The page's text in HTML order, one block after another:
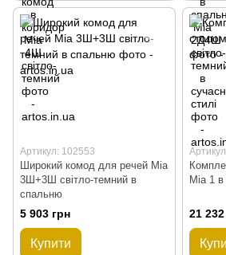
Артикул: 102553
Широкий комод для речей Mia
3Ш+3Ш світло-темний в
спальню
5 903 грн
Купити
Mia 1 в
21